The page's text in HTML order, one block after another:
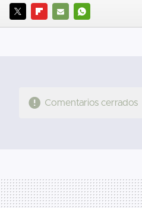
TWITTERFLIPBOARD
E- WHATSAPP
Comentarios cerrados